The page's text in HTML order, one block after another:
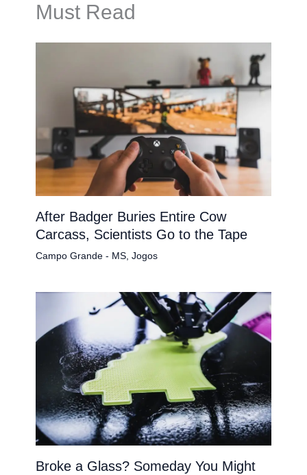
Must Read
After Badger Buries Entire Cow
Carcass, Scientists Go to the Tape
Campo Grande - MS, Jogos
Broke a Glass? Someday You Might